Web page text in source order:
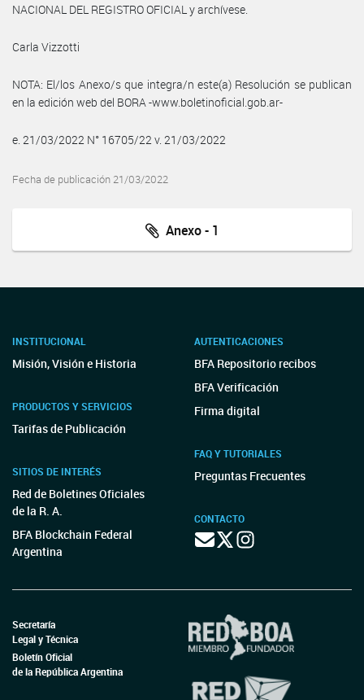
NACIONAL DEL REGISTRO OFICIAL y archívese.
Carla Vizzotti
NOTA: El/los Anexo/s que integra/n este(a) Resolución se publican
en la edición web del BORA -www.boletinoficial.gob.ar-
e. 21/03/2022 N° 16705/22 v. 21/03/2022
Fecha de publicación 21/03/2022
Anexo - 1
INSTITUCIONAL
Misión, Visión e Historia
PRODUCTOS Y SERVICIOS
Tarifas de Publicación
SITIOS DE INTERÉS
Red de Boletines Oficiales
de la R. A.
BFA Blockchain Federal
Argentina
AUTENTICACIONES
BFA Repositorio recibos
BFA Verificación
Firma digital
FAQ Y TUTORIALES
Preguntas Frecuentes
CONTACTO
Secretaría
Legal y Técnica
Boletín Oficial
de la República Argentina